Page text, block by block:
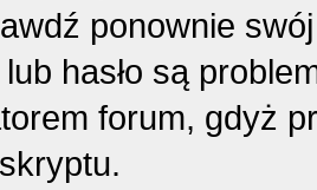
ponownie
lub hasło są
forum, gdyż